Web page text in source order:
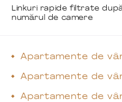
Linkuri rapide filtrate
numărul de camere
Apartamente de
Apartamente de
Apartamente de